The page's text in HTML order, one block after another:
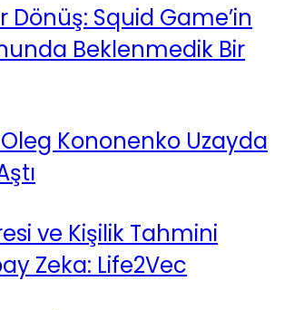
Dönüş: Squid Game’in
Beklenmedik Bir
Kononenko Uzayda
ve Kişilik Tahmini
Zeka: Life2Vec